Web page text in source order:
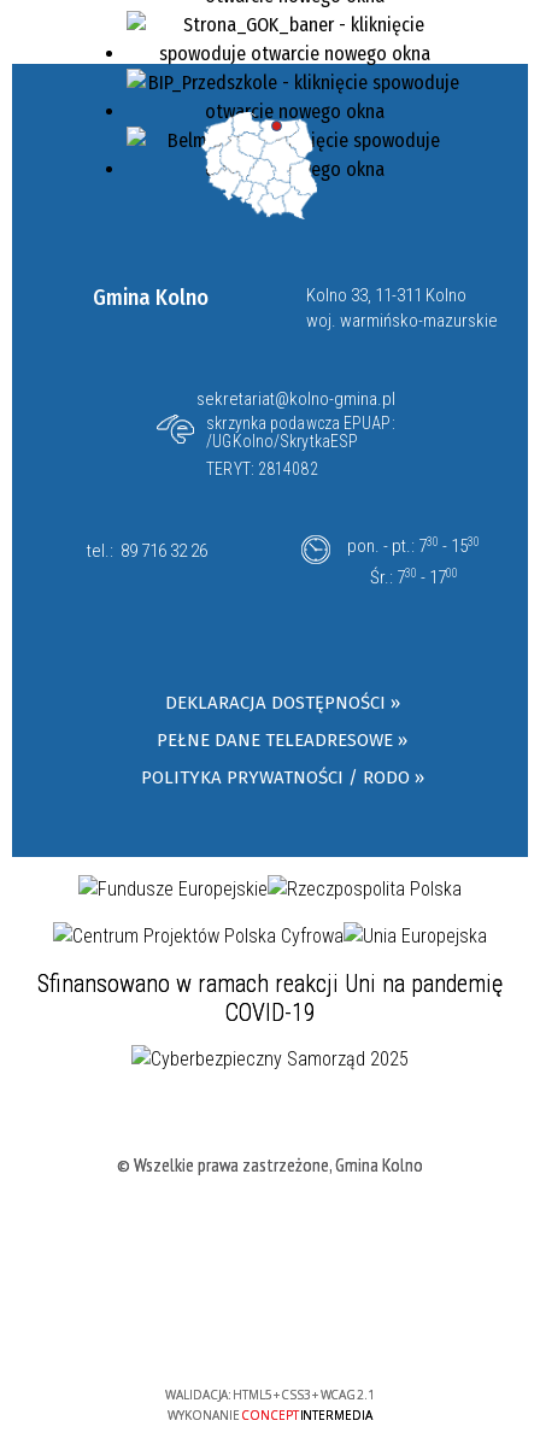
Gmina Kolno
Kolno 33, 11-311 Kolno
woj. warmińsko-mazurskie
sekretariat@kolno-gmina.pl
skrzynka podawcza EPUAP:
/UGKolno/SkrytkaESP
TERYT: 2814082
tel.: 89 716 32 26 pon. - pt.: 730 - 1530
Śr.: 730 - 1700
DEKLARACJA DOSTĘPNOŚCI »
PEŁNE DANE TELEADRESOWE »
POLITYKA PRYWATNOŚCI / RODO »
Sfinansowano w ramach reakcji Uni na pandemię
COVID-19
© Wszelkie prawa zastrzeżone, Gmina Kolno
WALIDACJA: HTML5+CSS3+WCAG 2.1
WYKONANIE CONCEPTINTERMEDIA